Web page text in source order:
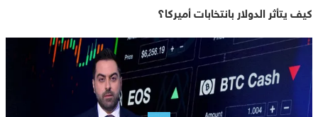
كيف يتأثر الدولار بانتخابات أميركا؟